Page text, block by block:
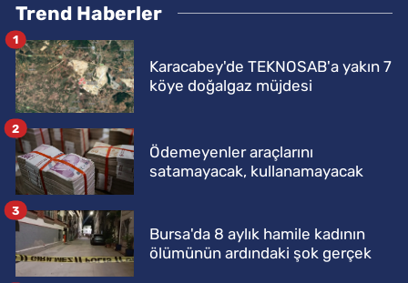
Trend Haberler
Karacabey'de TEKNOSAB'a yakın 7
köye doğalgaz müjdesi
1
Ödemeyenler araçlarını
satamayacak, kullanamayacak
2
Bursa'da 8 aylık hamile kadının
ölümünün ardındaki şok gerçek
3